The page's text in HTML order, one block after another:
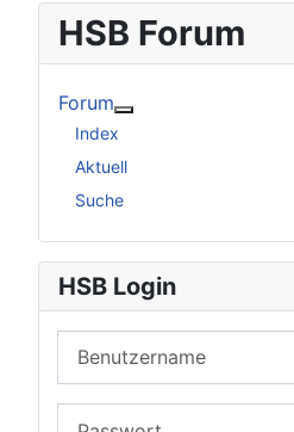
HSB Forum
Forum
Index
Aktuell
Suche
HSB Login